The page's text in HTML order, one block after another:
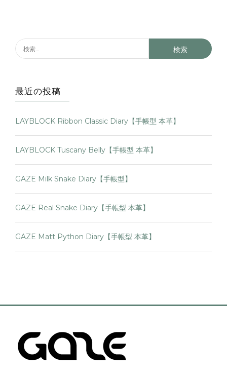
最近の投稿
LAYBLOCK Ribbon Classic Diary【手帳型 本革】
LAYBLOCK Tuscany Belly【手帳型 本革】
GAZE Milk Snake Diary【手帳型】
GAZE Real Snake Diary【手帳型 本革】
GAZE Matt Python Diary【手帳型 本革】